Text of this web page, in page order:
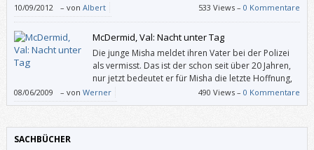
10/09/2012 – von Albert 533 Views –0 Kommentare
McDermid, Val: Nacht unter Tag
Die junge Misha meldet ihren Vater bei der Polizei
als vermisst. Das ist der schon seit über 20 Jahren,
nur jetzt bedeutet er für Misha die letzte Hoffnung,
dass ihr an Leukämie erkrankter Sohn vielleicht doch
noch zu retten. Ihr Vater war Bergmann und verschwand während des
glaubt, dass er zum Streikbrecher wurde, was für ihn und seine Familie
Ächtung bedeutete – und im Jahr 2007 immer noch bedeutet.
08/06/2009 – von Werner 490 Views –0 Kommentare
SACHBÜCHER